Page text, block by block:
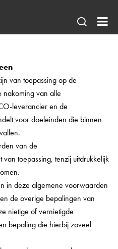
Open
van toepassing op de
nakoming van alle
leverancier en de
voor doeleinden die binnen
van de
toepassing, tenzij uitdrukkelijk
in deze algemene voorwaarden
de overige bepalingen van
nietige of vernietigde
bepaling die hierbij zoveel